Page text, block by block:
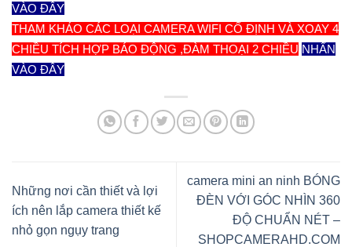
VÀO ĐÂY
THAM KHẢO CÁC LOẠI CAMERA WIFI CỐ ĐỊNH VÀ XOAY 4
CHIỀU TÍCH HỢP BÁO ĐỘNG ,ĐÀM THOẠI 2 CHIỀU NHẤN
VÀO ĐÂY
Những nơi cần thiết và lợi
ích nên lắp camera thiết kế
nhỏ gọn ngụy trang
camera mini an ninh BÓNG
ĐÈN VỚI GÓC NHÌN 360
ĐỘ CHUẨN NÉT –
SHOPCAMERAHD.COM